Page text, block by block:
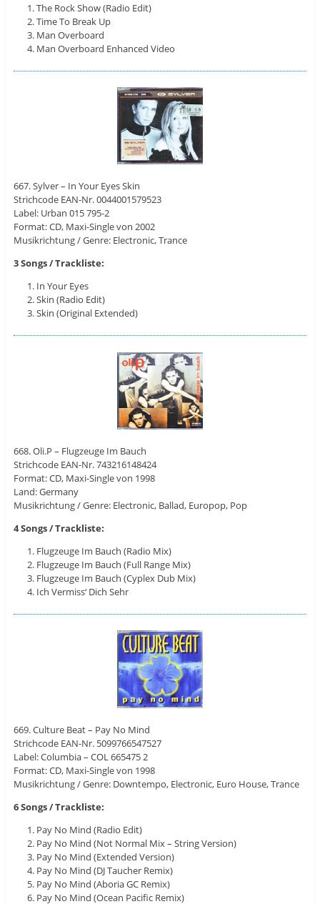
The Rock Show (Radio Edit)
Time To Break Up
Man Overboard
Man Overboard Enhanced Video
667. Sylver – In Your Eyes Skin
Strichcode EAN-Nr. 0044001579523
Label: Urban 015 795-2
Format: CD, Maxi-Single von 2002
Musikrichtung / Genre: Electronic, Trance
3 Songs / Trackliste:
In Your Eyes
Skin (Radio Edit)
Skin (Original Extended)
668. Oli.P ‎– Flugzeuge Im Bauch
Strichcode EAN-Nr. 743216148424
Format: CD, Maxi-Single von 1998
Land: Germany
Musikrichtung / Genre: Electronic, Ballad, Europop, Pop
4 Songs / Trackliste:
Flugzeuge Im Bauch (Radio Mix)
Flugzeuge Im Bauch (Full Range Mix)
Flugzeuge Im Bauch (Cyplex Dub Mix)
Ich Vermiss‘ Dich Sehr
669. Culture Beat – Pay No Mind
Strichcode EAN-Nr. 5099766547527
Label: Columbia ‎– COL 665475 2
Format: CD, Maxi-Single von 1998
Musikrichtung / Genre: Downtempo, Electronic, Euro House, Trance
6 Songs / Trackliste:
Pay No Mind (Radio Edit)
Pay No Mind (Not Normal Mix – String Version)
Pay No Mind (Extended Version)
Pay No Mind (DJ Taucher Remix)
Pay No Mind (Aboria GC Remix)
Pay No Mind (Ocean Pacific Remix)